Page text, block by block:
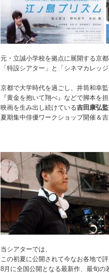
元・立誠小学校を拠点に展開する京
「特設シアター」と「シネマカレッ
京都で大学時代を過ごし、井筒和幸
『黄金を抱いて翔べ』などで脚本を
映画を生み出し続けている吉田康弘
夏期集中俳優ワークショップ開催＆
当シアターでは、
この初夏に公開されて今なお各地で
8月に全国公開となる最新作、最旬の